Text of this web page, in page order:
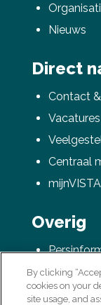
Nieuws
Direct
Contact
Vacatures
Centraal
mijnVISTA
Overig
AVG /
Colofon
By clicking
cookies on your
site usage, and